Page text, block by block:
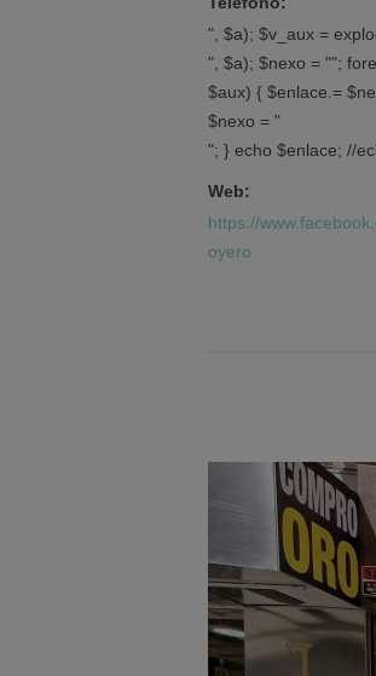
", $a); $v_aux =
", $a); $nexo = "";
$aux) { $enlace.=
$nexo = "
"; } echo $enlace; //
Web:
https://
oyero